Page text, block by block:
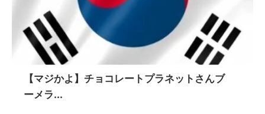
【マジかよ】チョコレートプラネットさんブ
ーメラ...